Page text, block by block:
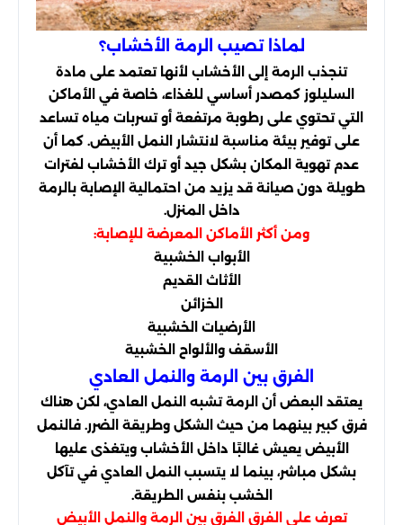
لماذا تصيب الرمة الأخشاب؟
تنجذب الرمة إلى الأخشاب لأنها تعتمد على مادة
السليلوز كمصدر أساسي للغذاء، خاصة في الأماكن
التي تحتوي على رطوبة مرتفعة أو تسربات مياه تساعد
على توفير بيئة مناسبة لانتشار النمل الأبيض. كما أن
عدم تهوية المكان بشكل جيد أو ترك الأخشاب لفترات
طويلة دون صيانة قد يزيد من احتمالية الإصابة بالرمة
داخل المنزل.
ومن أكثر الأماكن المعرضة للإصابة:
الأبواب الخشبية
الأثاث القديم
الخزائن
الأرضيات الخشبية
الأسقف والألواح الخشبية
الفرق بين الرمة والنمل العادي
يعتقد البعض أن الرمة تشبه النمل العادي، لكن هناك
فرق كبير بينهما من حيث الشكل وطريقة الضرر. فالنمل
الأبيض يعيش غالبًا داخل الأخشاب ويتغذى عليها
بشكل مباشر، بينما لا يتسبب النمل العادي في تآكل
الخشب بنفس الطريقة.
تعرف على الفرق الفرق بين الرمة والنمل الأبيض